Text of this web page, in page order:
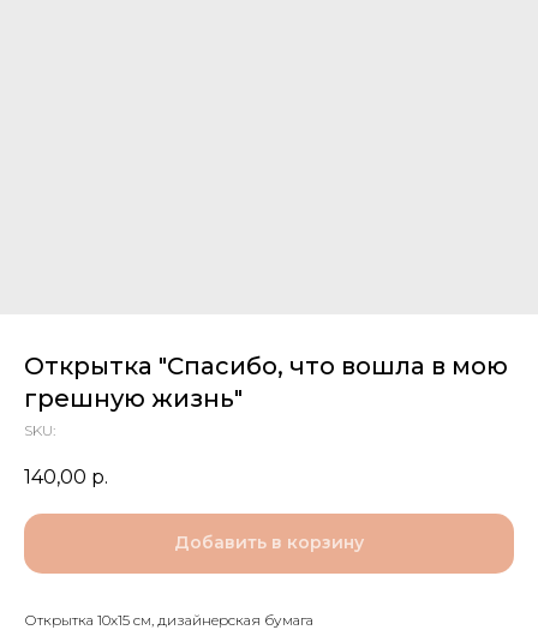
Открытка "Спасибо, что вошла в мою
грешную жизнь"
SKU:
140,00 р.
Добавить в корзину
Открытка 10х15 см, дизайнерская бумага